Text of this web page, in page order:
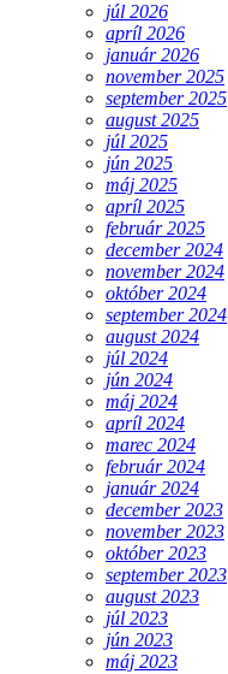
júl 2026
apríl 2026
január 2026
november 2025
september 2025
august 2025
júl 2025
jún 2025
máj 2025
apríl 2025
február 2025
december 2024
november 2024
október 2024
september 2024
august 2024
júl 2024
jún 2024
máj 2024
apríl 2024
marec 2024
február 2024
január 2024
december 2023
november 2023
október 2023
september 2023
august 2023
júl 2023
jún 2023
máj 2023